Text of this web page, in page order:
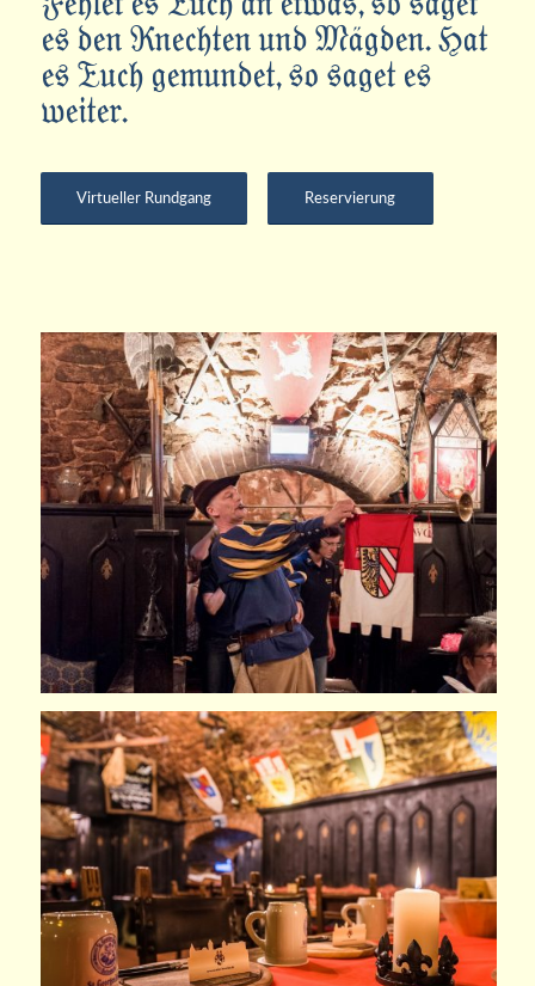
es den Knechten und Mägden. Hat
es Euch gemundet, so saget es
weiter.
Virtueller Rundgang Reservierung